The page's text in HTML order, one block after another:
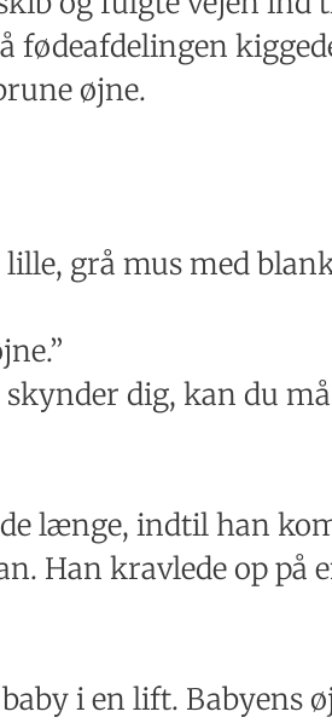
fødeafdelingen
øjne.
grå mus med
dig, kan du
længe, indtil han
Han kravlede op på
i en lift. Babyens